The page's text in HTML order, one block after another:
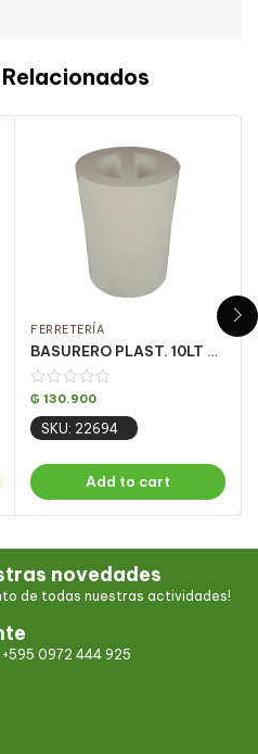
FERRETERÍA
BASURERO PLAST. 10LT BEIGE PREMIUM VULCANO
₲ 130.900
SKU: 22694
Add to cart
novedades
de todas nuestras actividades!
0972 444 925